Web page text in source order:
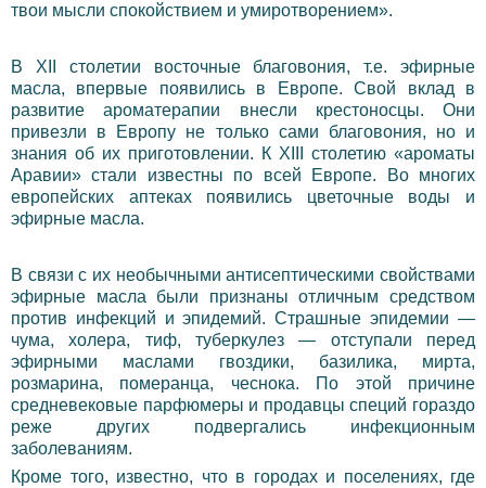
твои мысли спокойствием и умиротворением».
В XII столетии восточные благовония, т.е. эфирные
масла, впервые появились в Европе. Свой вклад в
развитие ароматерапии внесли крестоносцы. Они
привезли в Европу не только сами благовония, но и
знания об их приготовлении. К XIII столетию «ароматы
Аравии» стали известны по всей Европе. Во многих
европейских аптеках появились цветочные воды и
эфирные масла.
В связи с их необычными антисептическими свойствами
эфирные масла были признаны отличным средством
против инфекций и эпидемий. Страшные эпидемии —
чума, холера, тиф, туберкулез — отступали перед
эфирными маслами гвоздики, базилика, мирта,
розмарина, померанца, чеснока. По этой причине
средневековые парфюмеры и продавцы специй гораздо
реже других подвергались инфекционным
заболеваниям.
Кроме того, известно, что в городах и поселениях, где